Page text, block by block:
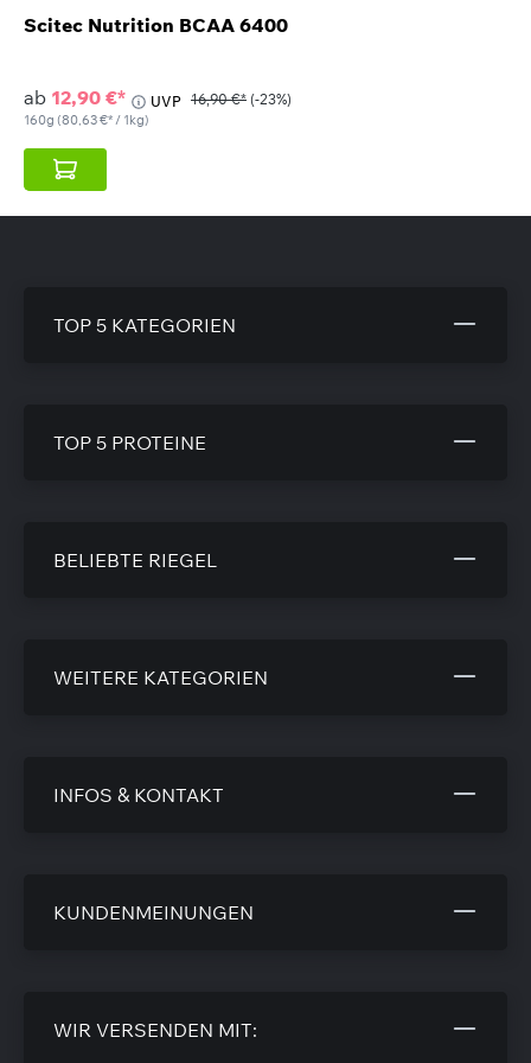
Scitec Nutrition BCAA 6400
ab 12,90 €* UVP 16,90 €* (-23%)
160g (80,63 €* / 1kg)
TOP 5 KATEGORIEN
TOP 5 PROTEINE
BELIEBTE RIEGEL
WEITERE KATEGORIEN
INFOS & KONTAKT
KUNDENMEINUNGEN
WIR VERSENDEN MIT: